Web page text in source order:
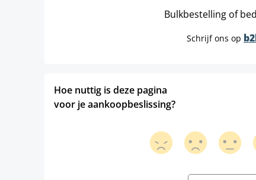
Bulkbestelling of
Schrijf ons op
Hoe nuttig is deze pagina
voor je aankoopbeslissing?